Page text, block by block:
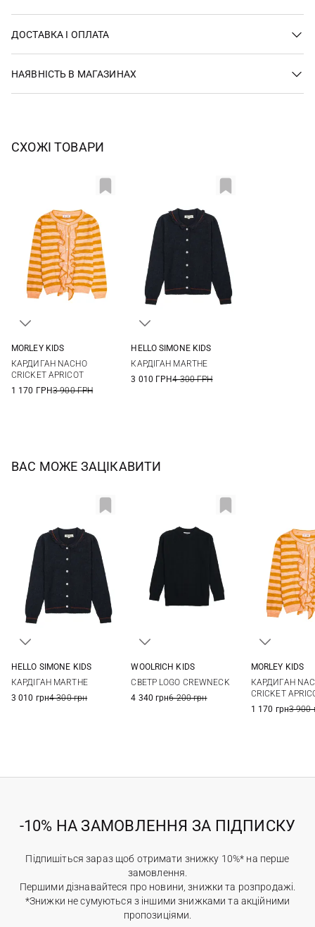
ДОСТАВКА І ОПЛАТА
НАЯВНІСТЬ В МАГАЗИНАХ
СХОЖІ ТОВАРИ
8
10 12
MORLEY KIDS
КАРДИГАН NACHO
CRICKET APRICOT
1 170 ГРН3 900 ГРН
12
HELLO SIMONE KIDS
КАРДІГАН MARTHE
3 010 ГРН4 300 ГРН
ВАС МОЖЕ ЗАЦІКАВИТИ
HELLO SIMONE KIDS
КАРДІГАН MARTHE
3 010 грн4 300 грн
WOOLRICH KIDS
СВЕТР LOGO CREWNECK
4 340 грн6 200 грн
8
10
MORLEY KIDS
КАРДИГАН
CRICKET
1 170 грн3 900
-10% НА ЗАМОВЛЕННЯ ЗА ПІДПИСКУ
Підпишіться зараз щоб отримати знижку 10%* на перше
замовлення.
Першими дізнавайтеся про новини, знижки та розпродажі.
*Знижки не сумуються з іншими знижками та акційними
пропозиціями.